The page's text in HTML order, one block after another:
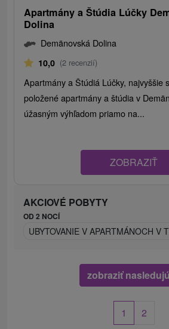
Apartmány a Štúdia Lúčky
Dolina
Demänovská Dolina
10,0 (2 recenzií)
Apartmány a Štúdiá Lúčky, najvyššie
položené apartmány a štúdia v
úžasným výhľadom priamo na...
ZOBRAZIŤ
AKCIOVÉ POBYTY
OD 2 NOCÍ
UBYTOVANIE V APARTMÁNOCH
zobraziť
1 2